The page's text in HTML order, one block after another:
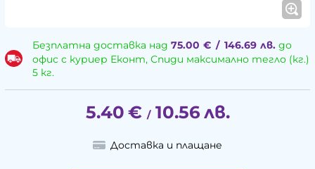
Безплатна доставка над 75.00 € / 146.69 лв.до
офис с куриер Еконт, Спиди максимално тегло (кг.)
5 кг.
5.40 € / 10.56 лв.
Доставка и плащане